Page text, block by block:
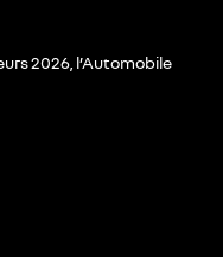
2026, l’Automobile